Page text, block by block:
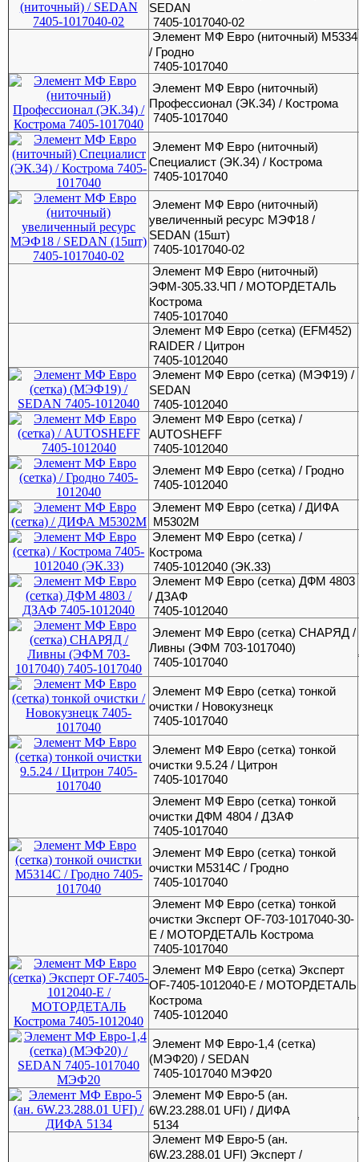
SEDAN
7405-1017040-02
Элемент МФ Евро (ниточный) М5334
/ Гродно
7405-1017040
Элемент МФ Евро (ниточный)
Профессионал (ЭК.34) / Кострома
7405-1017040
Элемент МФ Евро (ниточный)
Специалист (ЭК.34) / Кострома
7405-1017040
Элемент МФ Евро (ниточный)
увеличенный ресурс МЭФ18 /
SEDAN (15шт)
7405-1017040-02
Элемент МФ Евро (ниточный)
ЭФМ-305.33.ЧП / МОТОРДЕТАЛЬ
Кострома
7405-1017040
Элемент МФ Евро (сетка) (EFM452)
RAIDER / Цитрон
7405-1012040
Элемент МФ Евро (сетка) (МЭФ19) /
SEDAN
7405-1012040
Элемент МФ Евро (сетка) /
AUTOSHEFF
7405-1012040
Элемент МФ Евро (сетка) / Гродно
7405-1012040
Элемент МФ Евро (сетка) / ДИФА
М5302М
Элемент МФ Евро (сетка) /
Кострома
7405-1012040 (ЭК.33)
Элемент МФ Евро (сетка) ДФМ 4803
/ ДЗАФ
7405-1012040
Элемент МФ Евро (сетка) СНАРЯД /
Ливны (ЭФМ 703-1017040)
7405-1017040
Элемент МФ Евро (сетка) тонкой
очистки / Новокузнецк
7405-1017040
Элемент МФ Евро (сетка) тонкой
очистки 9.5.24 / Цитрон
7405-1017040
Элемент МФ Евро (сетка) тонкой
очистки ДФМ 4804 / ДЗАФ
7405-1017040
Элемент МФ Евро (сетка) тонкой
очистки М5314С / Гродно
7405-1017040
Элемент МФ Евро (сетка) тонкой
очистки Эксперт OF-703-1017040-30-
E / МОТОРДЕТАЛЬ Кострома
7405-1017040
Элемент МФ Евро (сетка) Эксперт
OF-7405-1012040-E / МОТОРДЕТАЛЬ
Кострома
7405-1012040
Элемент МФ Евро-1,4 (сетка)
(МЭФ20) / SEDAN
7405-1017040 МЭФ20
Элемент МФ Евро-5 (ан.
6W.23.288.01 UFI) / ДИФА
5134
Элемент МФ Евро-5 (ан.
6W.23.288.01 UFI) Эксперт /